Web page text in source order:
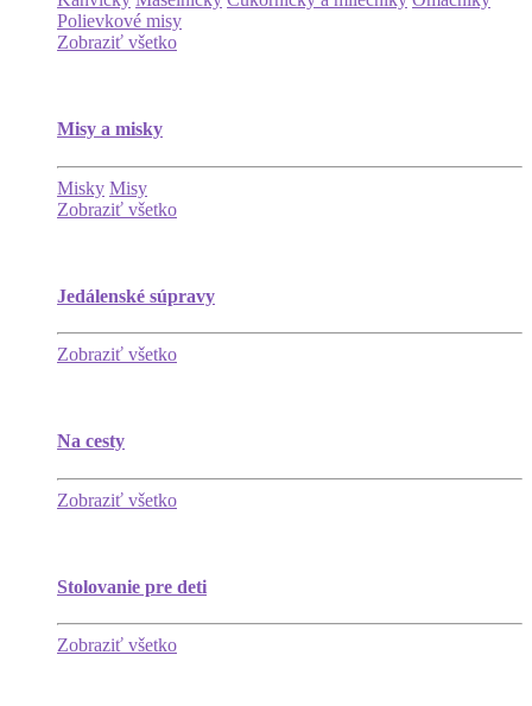
Polievkové misy
Zobraziť všetko
Misy a misky
Misky Misy
Zobraziť všetko
Jedálenské súpravy
Zobraziť všetko
Na cesty
Zobraziť všetko
Stolovanie pre deti
Zobraziť všetko